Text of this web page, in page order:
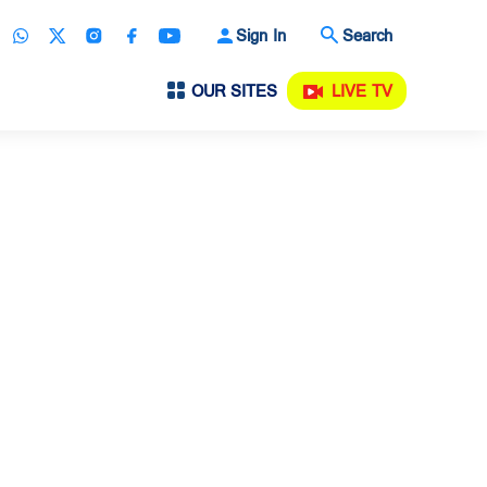
Sign In Search
OUR SITES LIVE TV